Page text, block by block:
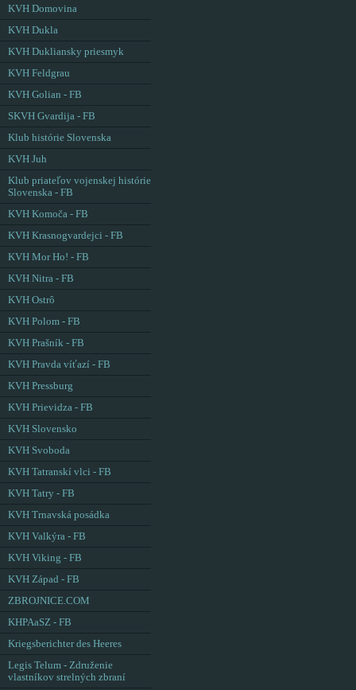
KVH Domovina
KVH Dukla
KVH Dukliansky priesmyk
KVH Feldgrau
KVH Golian - FB
SKVH Gvardija - FB
Klub histórie Slovenska
KVH Juh
Klub priateľov vojenskej histórie
Slovenska - FB
KVH Komoča - FB
KVH Krasnogvardejci - FB
KVH Mor Ho! - FB
KVH Nitra - FB
KVH Ostrô
KVH Polom - FB
KVH Prašník - FB
KVH Pravda víťazí - FB
KVH Pressburg
KVH Prievidza - FB
KVH Slovensko
KVH Svoboda
KVH Tatranskí vlci - FB
KVH Tatry - FB
KVH Trnavská posádka
KVH Valkýra - FB
KVH Viking - FB
KVH Západ - FB
ZBROJNICE.COM
KHPAaSZ - FB
Kriegsberichter des Heeres
Legis Telum - Združenie
vlastníkov strelných zbraní